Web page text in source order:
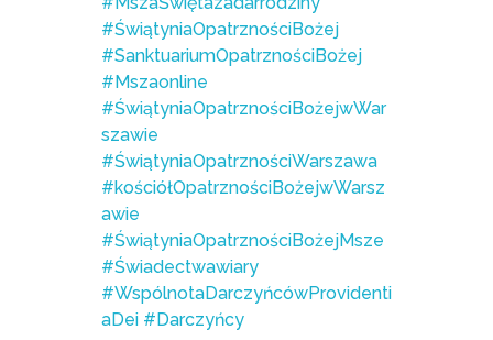
#ŚwiątyniaOpatrznościBożej
#SanktuariumOpatrznościBożej
#Mszaonline
#ŚwiątyniaOpatrznościBożejwWar
szawie
#ŚwiątyniaOpatrznościWarszawa
#kościółOpatrznościBożejwWarsz
awie
#ŚwiątyniaOpatrznościBożejMsze
#Świadectwawiary
#WspólnotaDarczyńcówProvidenti
aDei #Darczyńcy